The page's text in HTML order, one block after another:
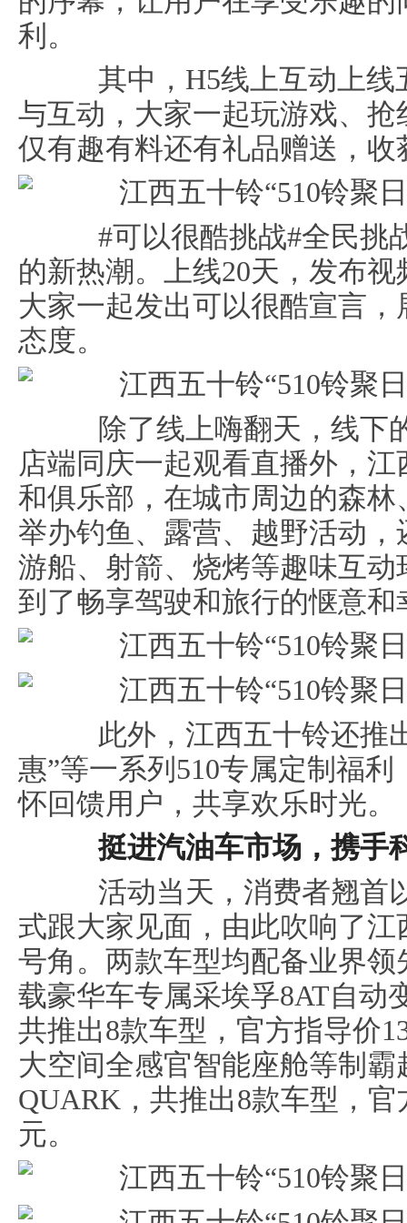
利。
其中，H5线上互动上线
与互动，大家一起玩游戏、
仅有趣有料还有礼品赠送，
#可以很酷挑战#全民挑
的新热潮。上线20天，发布
大家一起发出可以很酷宣言
态度。
除了线上嗨翻天，线下
店端同庆一起观看直播外，
和俱乐部，在城市周边的森
举办钓鱼、露营、越野活动
游船、射箭、烧烤等趣味互
到了畅享驾驶和旅行的惬意和
此外，江西五十铃还推
惠”等一系列510专属定制福
怀回馈用户，共享欢乐时光。
挺进汽油车市场，携手
活动当天，消费者翘首
式跟大家见面，由此吹响了
号角。两款车型均配备业界
载豪华车专属采埃孚8AT自动
共推出8款车型，官方指导价
大空间全感官智能座舱等制
QUARK，共推出8款车型，官
元。